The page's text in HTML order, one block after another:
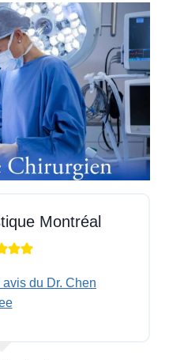
Montréal
du Dr. Chen